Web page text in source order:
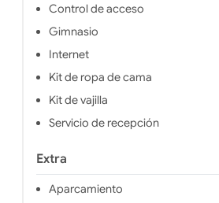
Control de acceso
Gimnasio
Internet
Kit de ropa de cama
Kit de vajilla
Servicio de recepción
Extra
Aparcamiento